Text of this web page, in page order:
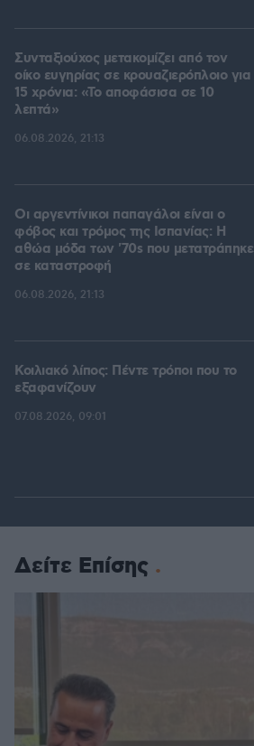
Συνταξιούχος μετακομίζει από τον
οίκο ευγηρίας σε κρουαζιερόπλοιο για
15 χρόνια: «Το αποφάσισα σε 10
λεπτά»
06.08.2026, 21:13
Οι αργεντίνικοι παπαγάλοι είναι ο
φόβος και τρόμος της Ισπανίας: Η
αθώα μόδα των '70s που μετατράπηκε
σε καταστροφή
06.08.2026, 21:13
Κοιλιακό λίπος: Πέντε τρόποι που το
εξαφανίζουν
07.08.2026, 09:01
Δείτε Επίσης